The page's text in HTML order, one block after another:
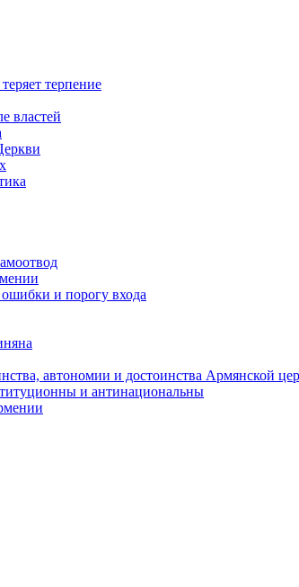
терпение
властей
и порогу входа
автономии и достоинства Армянской
и антинациональны